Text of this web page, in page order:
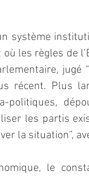
système
où les règles de
jugé
récent. Plus
politiques,
les partis
la situation”,
le